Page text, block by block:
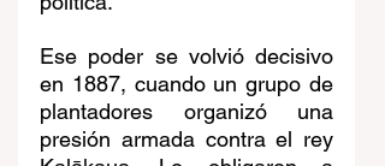
Ese poder se volvió decisivo
en 1887, cuando un grupo de
plantadores organizó una
presión armada contra el rey